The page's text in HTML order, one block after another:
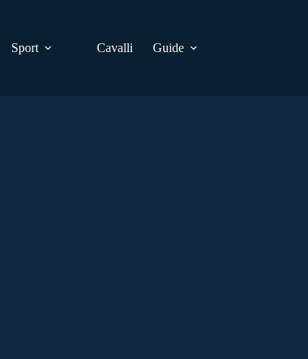
Sport Cavalli Guide